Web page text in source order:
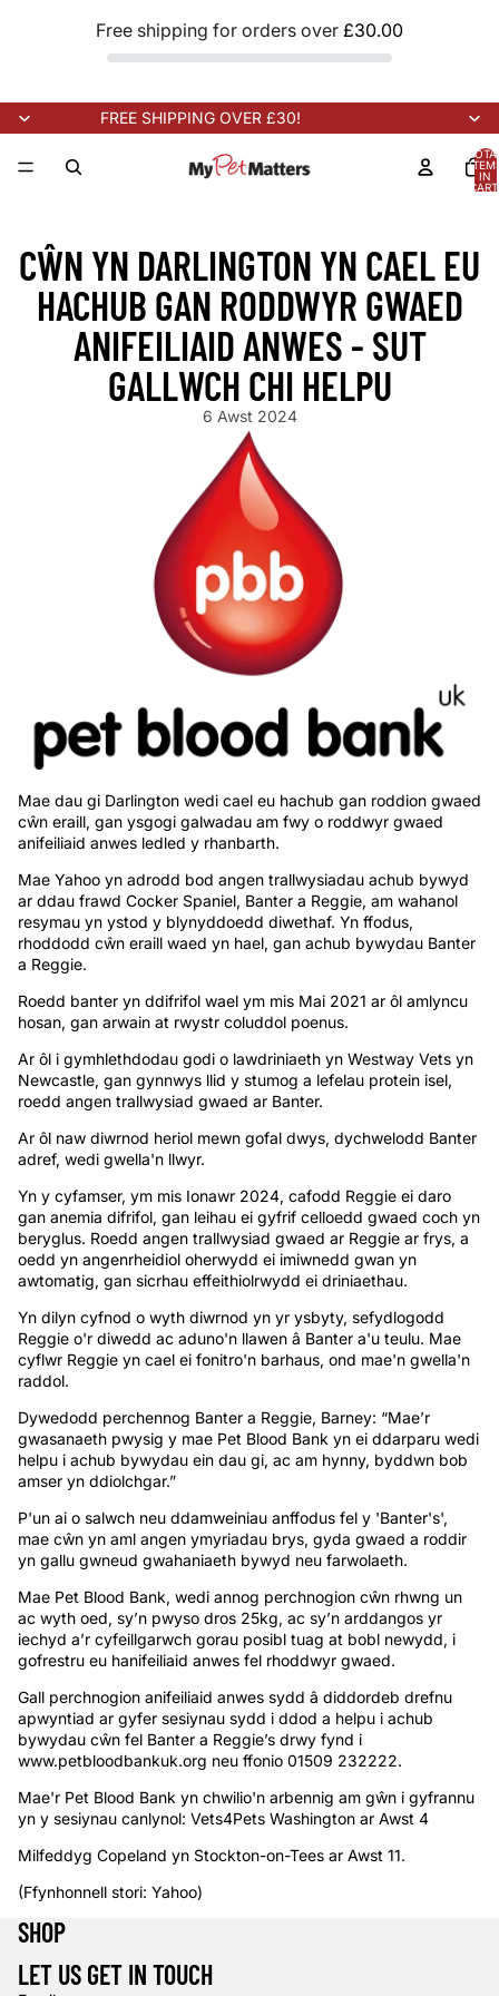
Free shipping for orders over £30.00
FREE SHIPPING OVER £30!
IN
CŴN YN DARLINGTON YN CAEL EU
HACHUB GAN RODDWYR GWAED
ANIFEILIAID ANWES - SUT
GALLWCH CHI HELPU
6 Awst 2024
Mae dau gi Darlington wedi cael eu hachub gan roddion gwaed
cŵn eraill, gan ysgogi galwadau am fwy o roddwyr gwaed
anifeiliaid anwes ledled y rhanbarth.
Mae Yahoo yn adrodd bod angen trallwysiadau achub bywyd
ar ddau frawd Cocker Spaniel, Banter a Reggie, am wahanol
resymau yn ystod y blynyddoedd diwethaf. Yn ffodus,
rhoddodd cŵn eraill waed yn hael, gan achub bywydau Banter
a Reggie.
Roedd banter yn ddifrifol wael ym mis Mai 2021 ar ôl amlyncu
hosan, gan arwain at rwystr coluddol poenus.
Ar ôl i gymhlethdodau godi o lawdriniaeth yn Westway Vets yn
Newcastle, gan gynnwys llid y stumog a lefelau protein isel,
roedd angen trallwysiad gwaed ar Banter.
Ar ôl naw diwrnod heriol mewn gofal dwys, dychwelodd Banter
adref, wedi gwella'n llwyr.
Yn y cyfamser, ym mis Ionawr 2024, cafodd Reggie ei daro
gan anemia difrifol, gan leihau ei gyfrif celloedd gwaed coch yn
beryglus. Roedd angen trallwysiad gwaed ar Reggie ar frys, a
oedd yn angenrheidiol oherwydd ei imiwnedd gwan yn
awtomatig, gan sicrhau effeithiolrwydd ei driniaethau.
Yn dilyn cyfnod o wyth diwrnod yn yr ysbyty, sefydlogodd
Reggie o'r diwedd ac aduno'n llawen â Banter a'u teulu. Mae
cyflwr Reggie yn cael ei fonitro'n barhaus, ond mae'n gwella'n
raddol.
Dywedodd perchennog Banter a Reggie, Barney: “Mae’r
gwasanaeth pwysig y mae Pet Blood Bank yn ei ddarparu wedi
helpu i achub bywydau ein dau gi, ac am hynny, byddwn bob
amser yn ddiolchgar.”
P'un ai o salwch neu ddamweiniau anffodus fel y 'Banter's',
mae cŵn yn aml angen ymyriadau brys, gyda gwaed a roddir
yn gallu gwneud gwahaniaeth bywyd neu farwolaeth.
Mae Pet Blood Bank, wedi annog perchnogion cŵn rhwng un
ac wyth oed, sy’n pwyso dros 25kg, ac sy’n arddangos yr
iechyd a’r cyfeillgarwch gorau posibl tuag at bobl newydd, i
gofrestru eu hanifeiliaid anwes fel rhoddwyr gwaed.
Gall perchnogion anifeiliaid anwes sydd â diddordeb drefnu
apwyntiad ar gyfer sesiynau sydd i ddod a helpu i achub
bywydau cŵn fel Banter a Reggie’s drwy fynd i
www.petbloodbankuk.org neu ffonio 01509 232222.
Mae'r Pet Blood Bank yn chwilio'n arbennig am gŵn i gyfrannu
yn y sesiynau canlynol: Vets4Pets Washington ar Awst 4
Milfeddyg Copeland yn Stockton-on-Tees ar Awst 11.
(Ffynhonnell stori: Yahoo)
SHOP
LET US GET IN TOUCH